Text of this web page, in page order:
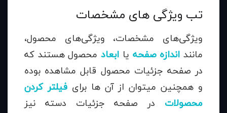
تب ویژگی های مشخصات
ویژگی‌های مشخصات، ویژگی‌های محصول،
مانند اندازه صفحه یا ابعادمحصول هستند که
در صفحه جزئیات محصول قابل مشاهده بوده
و همچنین میتوان از آن ها برایفیلتر کردن
محصولات
در صفحه جزئیات دسته نیز